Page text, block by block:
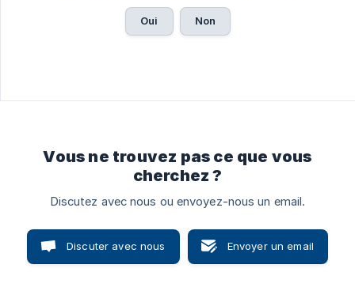
Oui Non
Vous ne trouvez pas ce que vous
cherchez ?
Discutez avec nous ou envoyez-nous un email.
Discuter avec nous Envoyer un email